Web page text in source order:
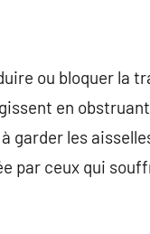
ou bloquer la
en
garder les
par ceux qui